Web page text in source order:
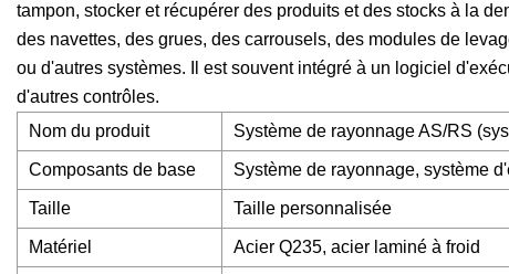
tampon, stocker et récupérer des produits et des stocks à la
des navettes, des grues, des carrousels, des modules de
ou d'autres systèmes. Il est souvent intégré à un logiciel
d'autres contrôles.
Nom du produit
Système de rayonnage AS/RS
Composants de base Système de rayonnage, système
Taille Taille personnalisée
Matériel Acier Q235, acier laminé à froid